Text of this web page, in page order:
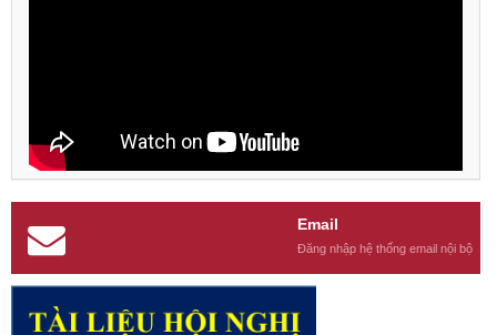
Email
Đăng nhập hệ thống email nội bộ